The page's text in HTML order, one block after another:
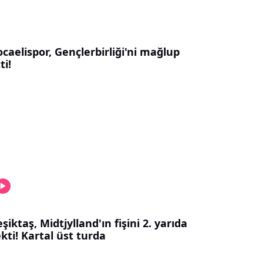
Gençlerbirliği'ni mağlup
Midtjylland'ın fişini 2. yarıda
Kartal üst turda